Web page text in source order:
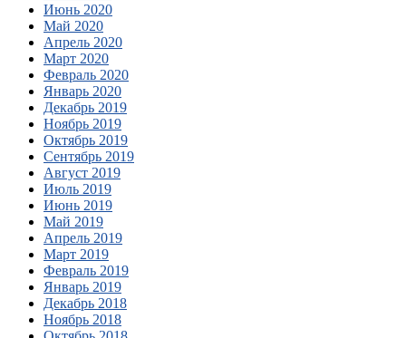
Июнь 2020
Май 2020
Апрель 2020
Март 2020
Февраль 2020
Январь 2020
Декабрь 2019
Ноябрь 2019
Октябрь 2019
Сентябрь 2019
Август 2019
Июль 2019
Июнь 2019
Май 2019
Апрель 2019
Март 2019
Февраль 2019
Январь 2019
Декабрь 2018
Ноябрь 2018